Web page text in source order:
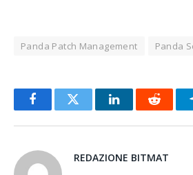
Panda Patch Management Panda
FacebookTwitter LinkedInReddit
REDAZIONE BITMAT